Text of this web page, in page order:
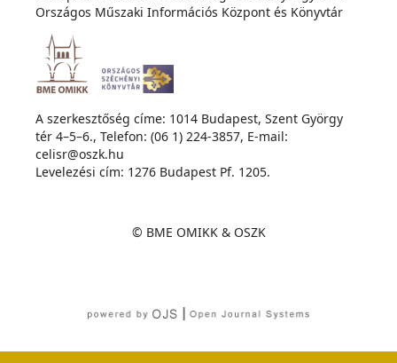
Országos Műszaki Információs Központ és Könyvtár
A szerkesztőség címe: 1014 Budapest, Szent György
tér 4–5–6., Telefon: (06 1) 224-3857, E-mail:
celisr@oszk.hu
Levelezési cím: 1276 Budapest Pf. 1205.
© BME OMIKK & OSZK